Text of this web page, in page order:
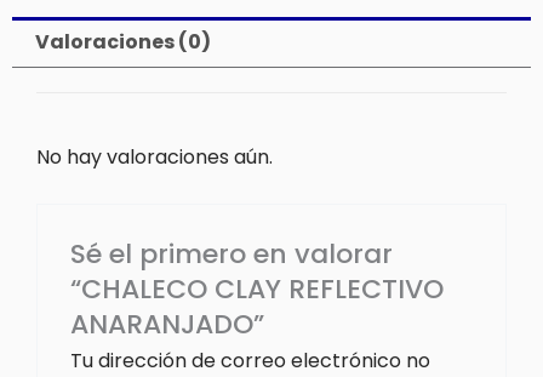
Valoraciones (0)
No hay valoraciones aún.
Sé el primero en valorar
“CHALECO CLAY REFLECTIVO
ANARANJADO”
Tu dirección de correo electrónico no